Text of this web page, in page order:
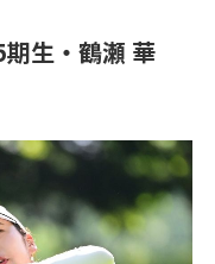
生・鶴瀬 華